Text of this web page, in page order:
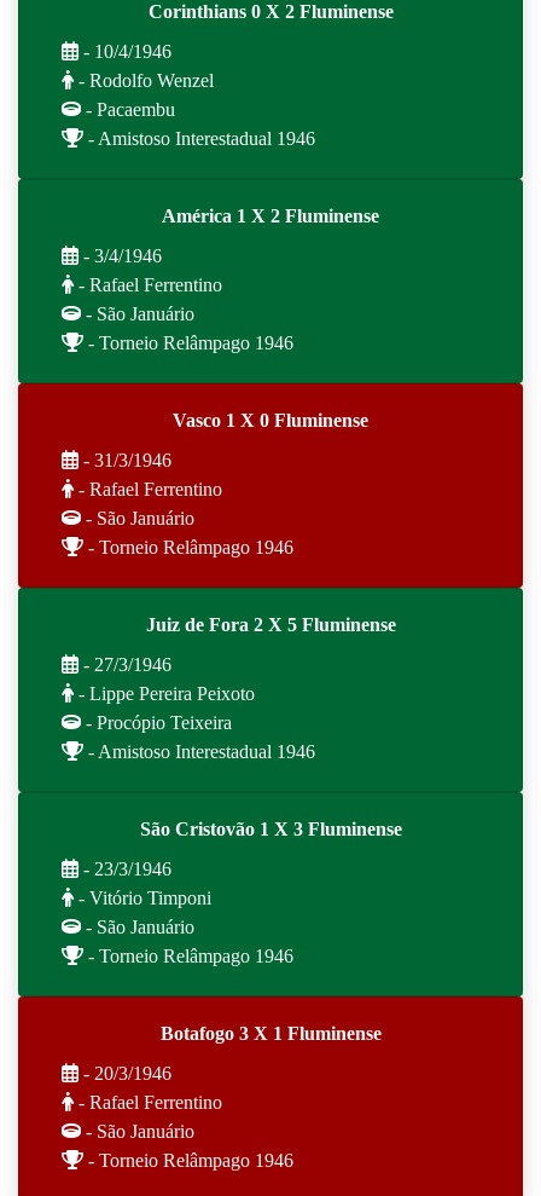
Corinthians 0 X 2 Fluminense
- 10/4/1946
- Rodolfo Wenzel
- Pacaembu
- Amistoso Interestadual 1946
América 1 X 2 Fluminense
- 3/4/1946
- Rafael Ferrentino
- São Januário
- Torneio Relâmpago 1946
Vasco 1 X 0 Fluminense
- 31/3/1946
- Rafael Ferrentino
- São Januário
- Torneio Relâmpago 1946
Juiz de Fora 2 X 5 Fluminense
- 27/3/1946
- Lippe Pereira Peixoto
- Procópio Teixeira
- Amistoso Interestadual 1946
São Cristovão 1 X 3 Fluminense
- 23/3/1946
- Vitório Timponi
- São Januário
- Torneio Relâmpago 1946
Botafogo 3 X 1 Fluminense
- 20/3/1946
- Rafael Ferrentino
- São Januário
- Torneio Relâmpago 1946